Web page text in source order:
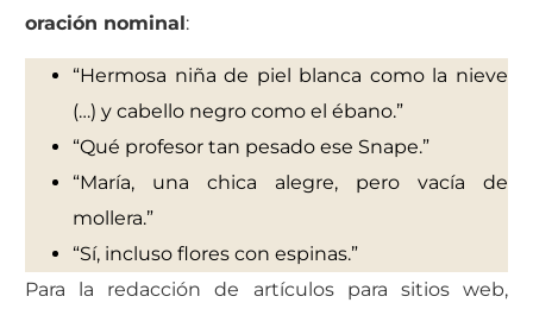
oración nominal:
“Hermosa niña de piel blanca como la nieve
(…) y cabello negro como el ébano.”
“Qué profesor tan pesado ese Snape.”
“María, una chica alegre, pero vacía de
mollera.”
“Sí, incluso flores con espinas.”
Para la redacción de artículos para sitios web,